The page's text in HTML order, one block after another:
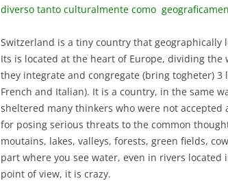
diverso tanto culturalmente como
Switzerland is a tiny country that geographically
Its is located at the heart of Europe, dividing
they integrate and congregate (bring togheter) 3
French and Italian). It is a country, in the same
sheltered many thinkers who were not
for posing serious threats to the common
moutains, lakes, valleys, forests, green fields,
part where you see water, even in rivers
point of view, it is crazy.